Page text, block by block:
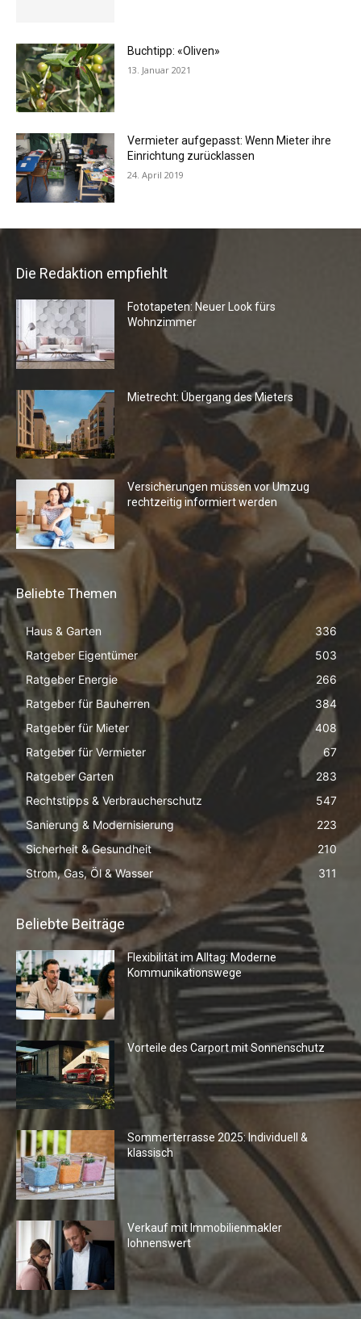
Buchtipp: «Oliven»
13. Januar 2021
Vermieter aufgepasst: Wenn Mieter ihre
Einrichtung zurücklassen
24. April 2019
Die Redaktion empfiehlt
Fototapeten: Neuer Look fürs
Wohnzimmer
Mietrecht: Übergang des Mieters
Versicherungen müssen vor Umzug
rechtzeitig informiert werden
Beliebte Themen
Haus & Garten
336
Ratgeber Eigentümer
503
Ratgeber Energie
266
Ratgeber für Bauherren
384
Ratgeber für Mieter
408
Ratgeber für Vermieter
67
Ratgeber Garten
283
Rechtstipps & Verbraucherschutz
547
Sanierung & Modernisierung
223
Sicherheit & Gesundheit
210
Strom, Gas, Öl & Wasser
311
Beliebte Beiträge
Flexibilität im Alltag: Moderne
Kommunikationswege
Vorteile des Carport mit Sonnenschutz
Sommerterrasse 2025: Individuell &
klassisch
Verkauf mit Immobilienmakler
lohnenswert